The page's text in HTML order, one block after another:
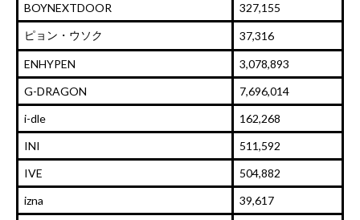
BOYNEXTDOOR
327,155
ピョン・ウソク
37,316
ENHYPEN
3,078,893
G-DRAGON
7,696,014
i-dle
162,268
INI
511,592
IVE
504,882
izna
39,617